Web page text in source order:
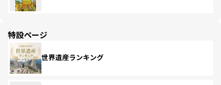
特設ページ
世界遺産ランキング